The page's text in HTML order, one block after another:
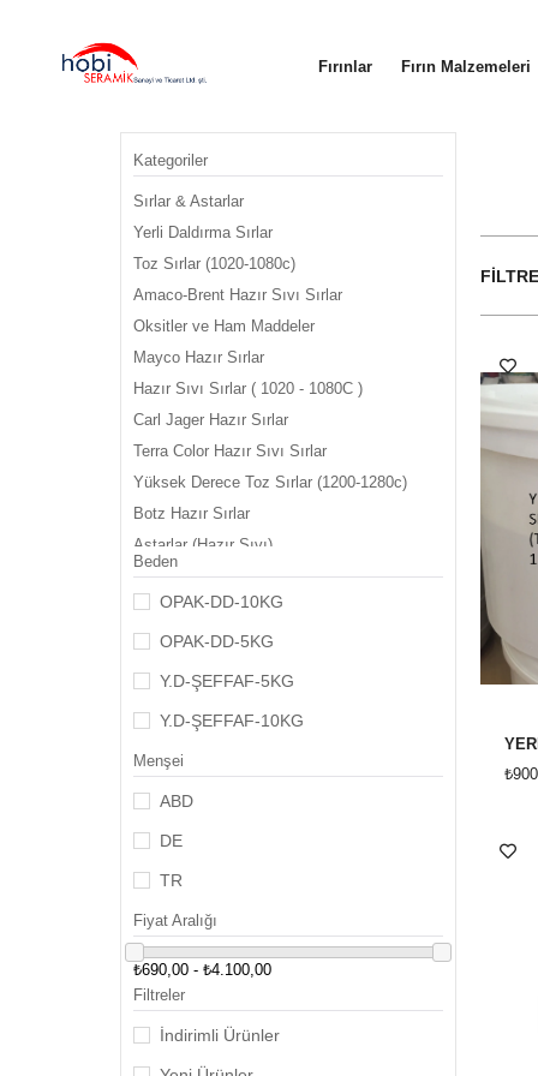
Fırınlar Fırın Malzemeleri
Kategoriler
Sırlar & Astarlar
Yerli Daldırma Sırlar
Toz Sırlar (1020-1080c)
Amaco-Brent Hazır Sıvı Sırlar
Oksitler ve Ham Maddeler
Mayco Hazır Sırlar
Hazır Sıvı Sırlar ( 1020 - 1080C )
Carl Jager Hazır Sırlar
Terra Color Hazır Sıvı Sırlar
Yüksek Derece Toz Sırlar (1200-1280c)
Botz Hazır Sırlar
Astarlar (Hazır Sıvı)
Astarlar (Toz)
Raku Sırları (Toz ) (850-1050c)
WELTE SIRLAR
Beden
OPAK-DD-10KG
OPAK-DD-5KG
Y.D-ŞEFFAF-5KG
Y.D-ŞEFFAF-10KG
Menşei
ABD
DE
TR
Fiyat Aralığı
₺690,00 - ₺4.100,00
Filtreler
İndirimli Ürünler